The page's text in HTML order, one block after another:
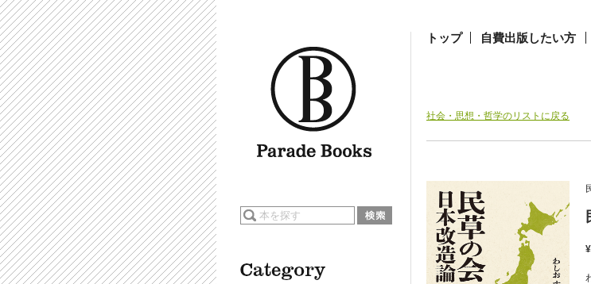
トップ 自費出版したい方
社会・思想・哲学のリストに戻る